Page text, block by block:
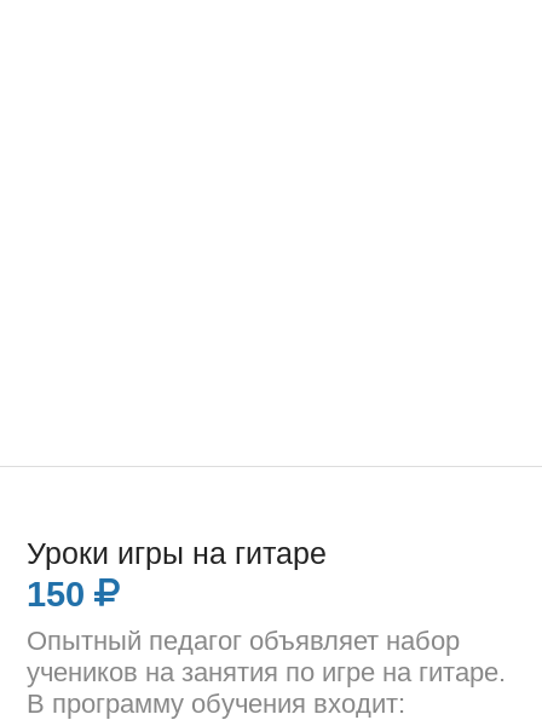
Уроки игры на гитаре
150
Опытный педагог объявляет набор
учеников на занятия по игре на гитаре.
В программу обучения входит: